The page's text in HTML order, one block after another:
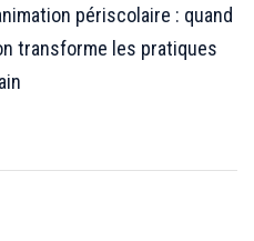
périscolaire : quand
transforme les pratiques